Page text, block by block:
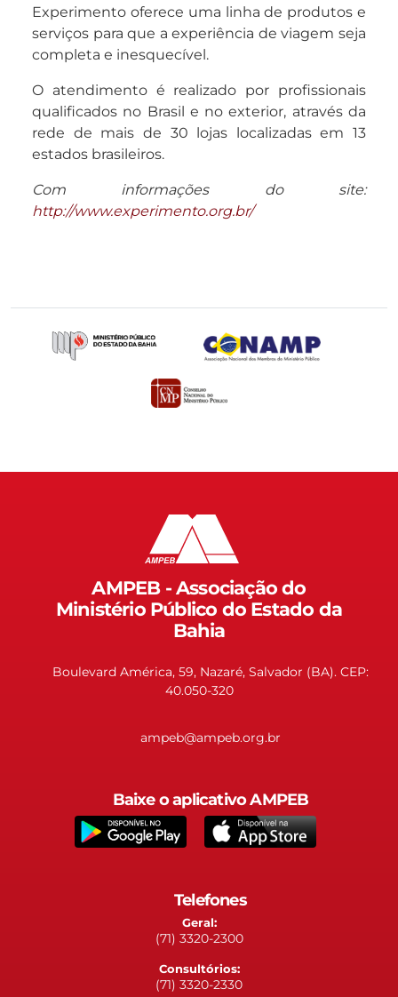
Experimento oferece uma linha de produtos e
serviços para que a experiência de viagem seja
completa e inesquecível.
O atendimento é realizado por profissionais
qualificados no Brasil e no exterior, através da
rede de mais de 30 lojas localizadas em 13
estados brasileiros.
Com informações do site:
http://www.experimento.org.br/
AMPEB - Associação do
Ministério Público do Estado da
Bahia
Boulevard América, 59, Nazaré, Salvador (BA). CEP:
40.050-320
ampeb@ampeb.org.br
Baixe o aplicativo AMPEB
Telefones
Geral:
(71) 3320-2300
Consultórios:
(71) 3320-2330